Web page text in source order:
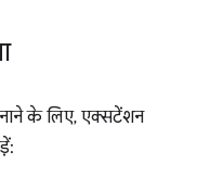
के लिए, एक्सटेंशन